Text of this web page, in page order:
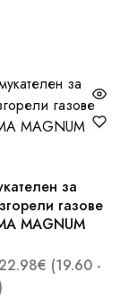
за
газове
MAGNUM
€ (19.60 -